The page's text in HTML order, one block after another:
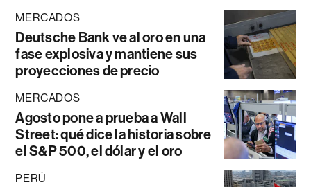
MERCADOS
Deutsche Bank ve al oro en una
fase explosiva y mantiene sus
proyecciones de precio
MERCADOS
Agosto pone a prueba a Wall
Street: qué dice la historia sobre
el S&P 500, el dólar y el oro
PERÚ